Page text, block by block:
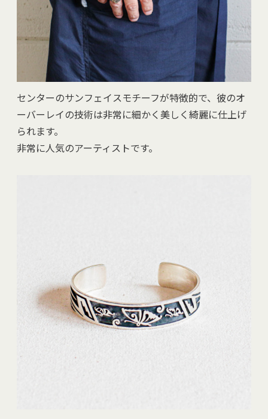
センターのサンフェイスモチーフが特徴的で、彼のオ
ーバーレイの技術は非常に細かく美しく綺麗に仕上げ
られます。
非常に人気のアーティストです。